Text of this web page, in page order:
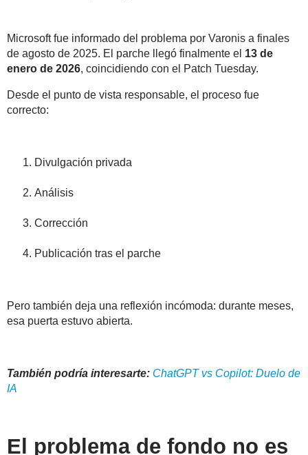
Microsoft fue informado del problema por Varonis a finales
de agosto de 2025. El parche llegó finalmente el 13 de
enero de 2026, coincidiendo con el Patch Tuesday.
Desde el punto de vista responsable, el proceso fue
correcto:
Divulgación privada
Análisis
Corrección
Publicación tras el parche
Pero también deja una reflexión incómoda: durante meses,
esa puerta estuvo abierta.
También podría interesarte: ChatGPT vs Copilot: Duelo de
IA
El problema de fondo no es